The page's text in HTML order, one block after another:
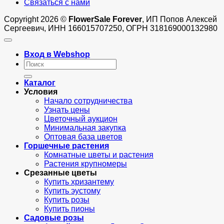
Связаться с нами
Copyright 2026 © FlowerSale Forever, ИП Попов Алексей
Сергеевич, ИНН 166015707250, ОГРН 318169000132980
Вход в Webshop
Искать:
Каталог
Условия
Начало сотрудничества
Узнать цены
Цветочный аукцион
Минимальная закупка
Оптовая база цветов
Горшечные растения
Комнатные цветы и растения
Растения крупномеры
Срезанные цветы
Купить хризантему
Купить эустому
Купить розы
Купить пионы
Садовые розы